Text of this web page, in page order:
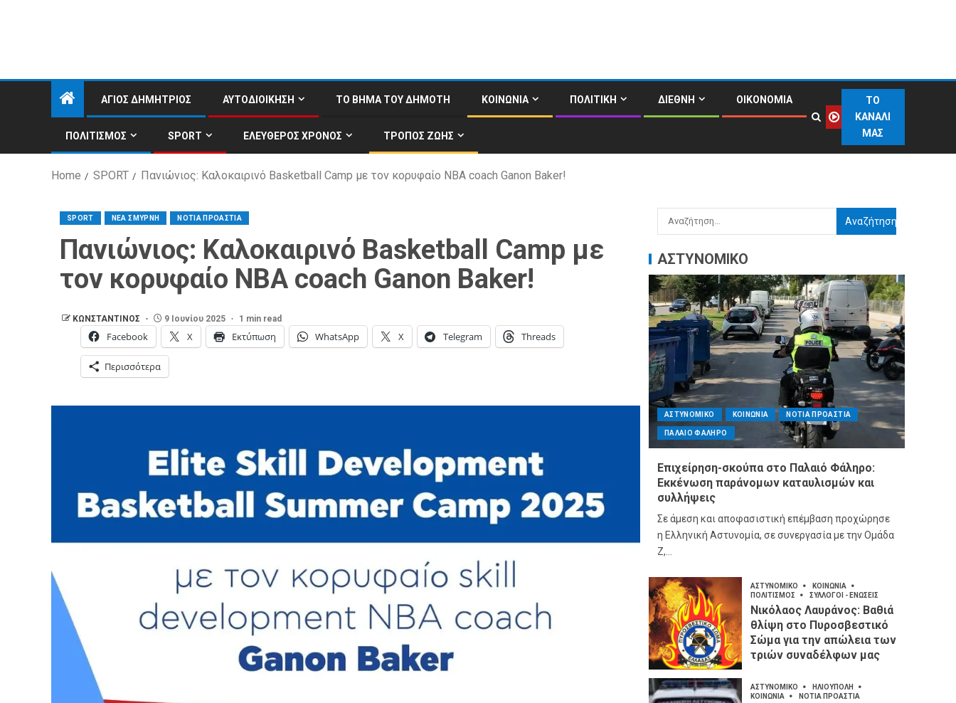
ΑΓΙΟΣ ΔΗΜΗΤΡΙΟΣ ΑΥΤΟΔΙΟΙΚΗΣΗ ΤΟ ΒΗΜΑ ΤΟΥ ΔΗΜΟΤΗ ΚΟΙΝΩΝΙΑ ΠΟΛΙΤΙΚΗ ΔΙΕΘΝΗ ΟΙΚΟΝΟΜΙΑ
ΠΟΛΙΤΙΣΜΟΣ SPORT ΕΛΕΥΘΕΡΟΣ ΧΡΟΝΟΣ ΤΡΟΠΟΣ ΖΩΗΣ
ΤΟ
ΚΑΝΑΛΙ
ΜΑΣ
Home SPORT Πανιώνιος: Καλοκαιρινό Basketball Camp με τον κορυφαίο NBA coach Ganon Baker!
SPORT ΝΕΑ ΣΜΥΡΝΗ ΝΟΤΙΑ ΠΡΟΑΣΤΙΑ
Πανιώνιος: Καλοκαιρινό Basketball Camp με
τον κορυφαίο NBA coach Ganon Baker!
ΚΩΝΣΤΑΝΤΙΝΟΣ 9 Ιουνίου 2025 1 min read
Facebook X Εκτύπωση WhatsApp X Telegram Threads
Περισσότερα
ΑΣΤΥΝΟΜΙΚΟ
ΑΣΤΥΝΟΜΙΚΟ ΚΟΙΝΩΝΙΑ ΝΟΤΙΑ ΠΡΟΑΣΤΙΑ
ΠΑΛΑΙΟ ΦΑΛΗΡΟ
Επιχείρηση-σκούπα στο Παλαιό Φάληρο:
Εκκένωση παράνομων καταυλισμών και
συλλήψεις
Σε άμεση και αποφασιστική επέμβαση προχώρησε
η Ελληνική Αστυνομία, σε συνεργασία με την Ομάδα
Ζ,...
ΑΣΤΥΝΟΜΙΚΟ
ΚΟΙΝΩΝΙΑ
ΠΟΛΙΤΙΣΜΟΣ
ΣΥΛΛΟΓΟΙ - ΕΝΩΣΕΙΣ
Νικόλαος Λαυράνος: Βαθιά
θλίψη στο Πυροσβεστικό
Σώμα για την απώλεια των
τριών συναδέλφων μας
ΑΣΤΥΝΟΜΙΚΟ
ΗΛΙΟΥΠΟΛΗ
ΚΟΙΝΩΝΙΑ
ΝΟΤΙΑ ΠΡΟΑΣΤΙΑ